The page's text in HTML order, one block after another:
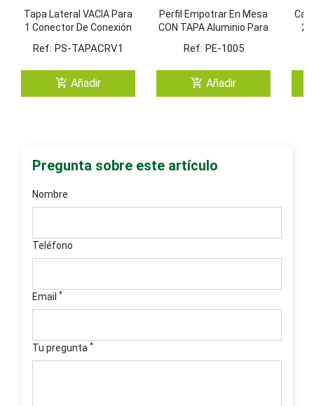
Tapa Lateral VACIA Para
1 Conector De Conexión
Wieland
Ref: PS-TAPACRV1
add_shopping_cart Añadir
Perfil Empotrar En Mesa
CON TAPA Aluminio Para
Ref: PE-1005
add_shopping_cart Añadir
2
Pregunta sobre este artículo
Nombre
Teléfono
Email *
Tu pregunta *